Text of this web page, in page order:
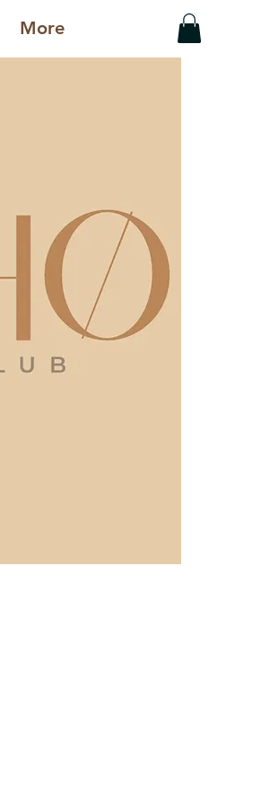
More